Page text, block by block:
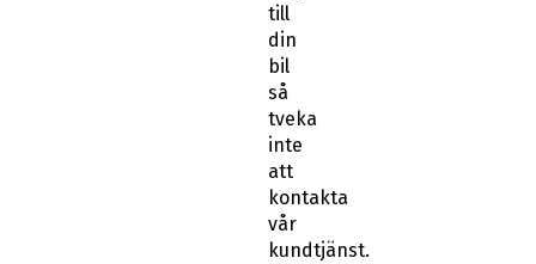
till
din
bil
så
tveka
inte
att
kontakta
vår
kundtjänst.